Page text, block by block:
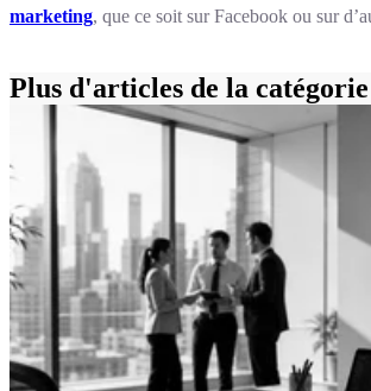
marketing, que ce soit sur Facebook ou sur
Plus d'articles de la catégorie